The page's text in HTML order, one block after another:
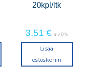
20kpl/ltk
3,51€ alv 0 %
Lisää
ostoskoriin